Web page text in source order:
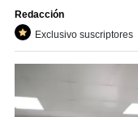
Redacción
Exclusivo suscriptores